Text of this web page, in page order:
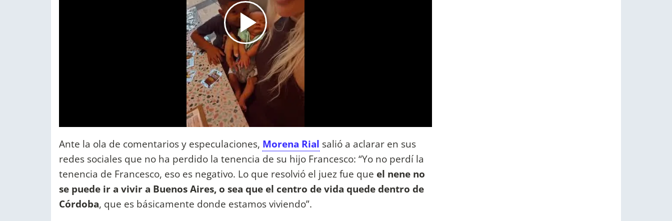
Ante la ola de comentarios y especulaciones, Morena Rial salió a aclarar en sus
redes sociales que no ha perdido la tenencia de su hijo Francesco: “Yo no perdí la
tenencia de Francesco, eso es negativo. Lo que resolvió el juez fue que el nene no
se puede ir a vivir a Buenos Aires, o sea que el centro de vida quede dentro de
Córdoba, que es básicamente donde estamos viviendo”.